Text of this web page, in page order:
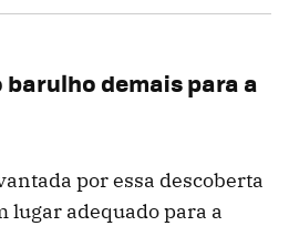
demais para a
por essa descoberta
lugar adequado para a